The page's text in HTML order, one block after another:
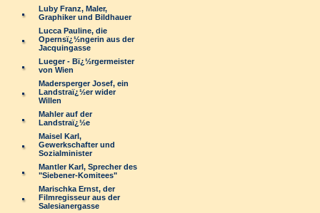
Luby Franz, Maler,
Graphiker und Bildhauer
Lucca Pauline, die
Opernsï¿½ngerin aus der
Jacquingasse
Lueger - Bï¿½rgermeister
von Wien
Madersperger Josef, ein
Landstraï¿½er wider
Willen
Mahler auf der
Landstraï¿½e
Maisel Karl,
Gewerkschafter und
Sozialminister
Mantler Karl, Sprecher des
"Siebener-Komitees"
Marischka Ernst, der
Filmregisseur aus der
Salesianergasse